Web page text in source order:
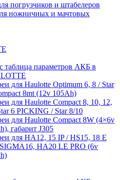
погрузчиков и штабелеров
ножничных и мачтовых
таблица параметров АКБ в
для Haulotte Optimum 6, 8 / Star
8mt (12v 105Ah)
для Haulotte Compact 8, 10, 12,
6 PICKING / Star 8/10
для Haulotte Compact 8W (4×6v
габарит J305
для HA12, 15 IP / HS15, 18 E
HA20 LE PRO (6v